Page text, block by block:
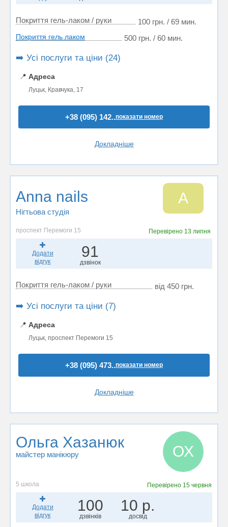
Покриття гель-лаком / руки 100 грн. / 69 мин.
Покриття гель лаком 500 грн. / 60 мин.
➡️ Усі послуги та ціни (24)
📍 Адреса
Луцьк, Кравчука, 17
+38 (095) 142..показати номер
Докладніше
Anna nails
Нігтьова студія
A
проспект Перемоги 15 Перевірено 13 липня
Додати
відгук
91
дзвінок
Покриття гель-лаком / руки від 450 грн.
➡️ Усі послуги та ціни (7)
📍 Адреса
Луцьк, проспект Перемоги 15
+38 (095) 473..показати номер
Докладніше
Ольга Хазанюк
майстер манікюру ОХ
5 школа Перевірено 15 червня
Додати
відгук
100
дзвінків
10 р.
досвід